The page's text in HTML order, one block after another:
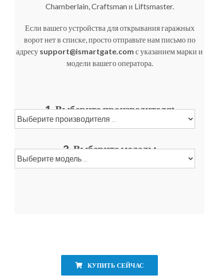
Chamberlain, Craftsman и Liftsmaster.
Если вашего устройства для открывания гаражных
ворот нет в списке, просто отправьте нам письмо по
адресу support@ismartgate.com с указанием марки и
модели вашего оператора.
1. Выберите производителя:
2. Выберите модель:
КУПИТЬ СЕЙЧАС